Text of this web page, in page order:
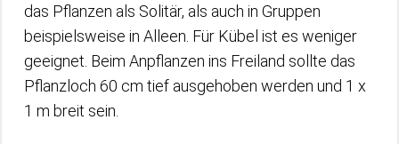
das Pflanzen als Solitär, als auch in Gruppen
beispielsweise in Alleen. Für Kübel ist es weniger
geeignet. Beim Anpflanzen ins Freiland sollte das
Pflanzloch 60 cm tief ausgehoben werden und 1 x
1 m breit sein.